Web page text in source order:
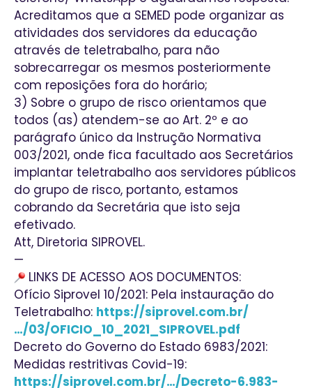
Acreditamos que a SEMED pode organizar as
atividades dos servidores da educação
através de teletrabalho, para não
sobrecarregar os mesmos posteriormente
com reposições fora do horário;
3) Sobre o grupo de risco orientamos que
todos (as) atendem-se ao Art. 2º e ao
parágrafo único da Instrução Normativa
003/2021, onde fica facultado aos Secretários
implantar teletrabalho aos servidores públicos
do grupo de risco, portanto, estamos
cobrando da Secretária que isto seja
efetivado.
Att, Diretoria SIPROVEL.
—
LINKS DE ACESSO AOS DOCUMENTOS:
Ofício Siprovel 10/2021: Pela instauração do
Teletrabalho: https://siprovel.com.br/
…/03/OFICIO_10_2021_SIPROVEL.pdf
Decreto do Governo do Estado 6983/2021:
Medidas restritivas Covid-19:
https://siprovel.com.br/…/Decreto-6.983-